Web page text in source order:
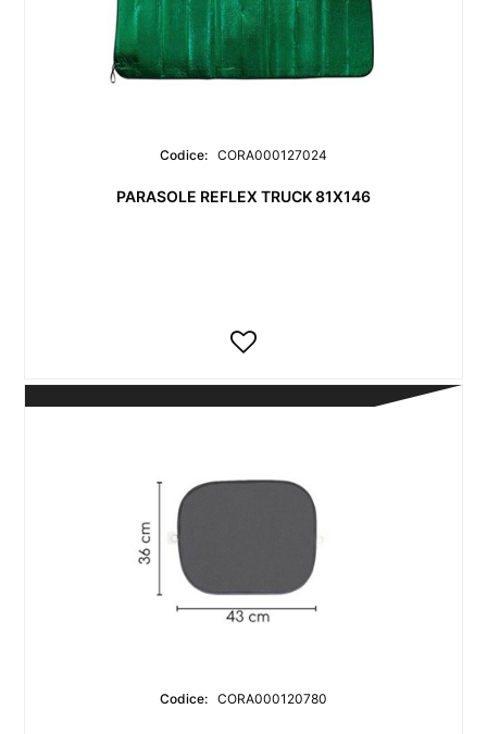
Codice: CORA000127024
PARASOLE REFLEX TRUCK 81X146
Codice: CORA000120780